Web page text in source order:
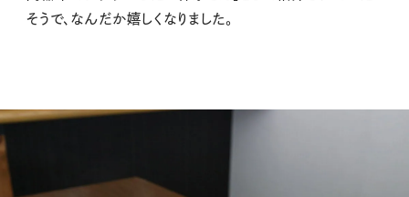
そうで、なんだか嬉しくなりました。